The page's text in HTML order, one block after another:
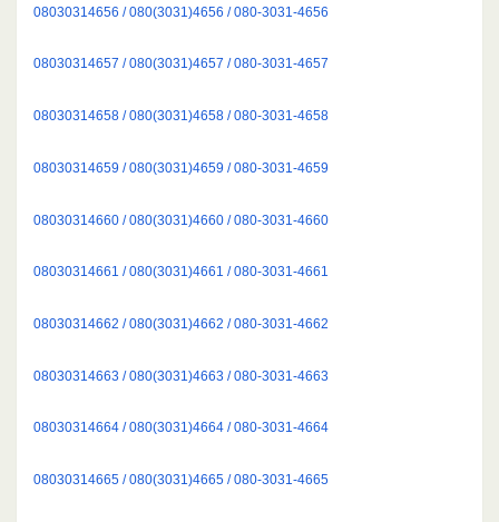
08030314656 / 080(3031)4656 / 080-3031-4656
08030314657 / 080(3031)4657 / 080-3031-4657
08030314658 / 080(3031)4658 / 080-3031-4658
08030314659 / 080(3031)4659 / 080-3031-4659
08030314660 / 080(3031)4660 / 080-3031-4660
08030314661 / 080(3031)4661 / 080-3031-4661
08030314662 / 080(3031)4662 / 080-3031-4662
08030314663 / 080(3031)4663 / 080-3031-4663
08030314664 / 080(3031)4664 / 080-3031-4664
08030314665 / 080(3031)4665 / 080-3031-4665